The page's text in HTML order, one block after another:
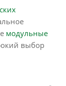
модульные
выбор